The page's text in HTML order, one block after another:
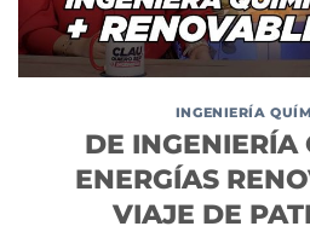
INGENIERÍA
DE INGENIERÍA
ENERGÍAS
VIAJE DE